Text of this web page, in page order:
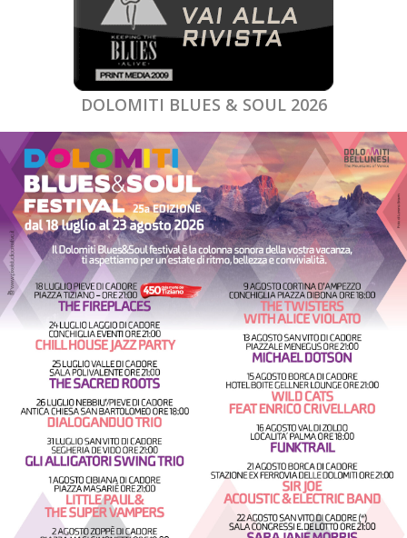
DOLOMITI BLUES & SOUL 2026